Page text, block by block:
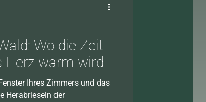
Wo die Zeit
Herz warm wird
Ihres Zimmers und das
Herabrieseln der